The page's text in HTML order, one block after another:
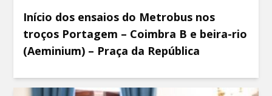
Início dos ensaios do Metrobus nos
troços Portagem – Coimbra B e beira-rio
(Aeminium) – Praça da República